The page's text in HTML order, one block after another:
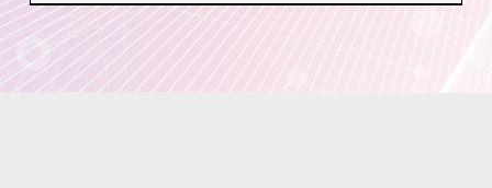
大學畢業
立即應徵
大學畢業
立即應徵
析人員、投信投顧業務員、證券高級業務員、信
託業務員+投信投顧法規)
具2年以上產業研究經驗
具投信業務人員法定資格證照 (以下其一：證券分
析人員、投信投顧業務員、證券高級業務員、信
託業務員+投信投顧法規)